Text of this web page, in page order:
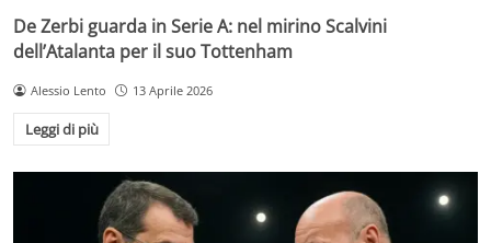
De Zerbi guarda in Serie A: nel mirino Scalvini
dell’Atalanta per il suo Tottenham
Alessio Lento 13 Aprile 2026
Leggi di più